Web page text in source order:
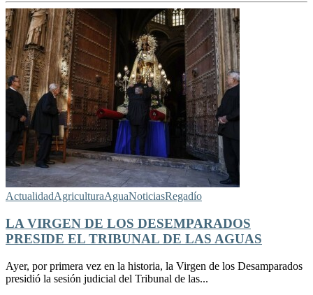
ActualidadAgriculturaAguaNoticiasRegadío
LA VIRGEN DE LOS DESEMPARADOS
PRESIDE EL TRIBUNAL DE LAS AGUAS
Ayer, por primera vez en la historia, la Virgen de los Desamparados
presidió la sesión judicial del Tribunal de las...